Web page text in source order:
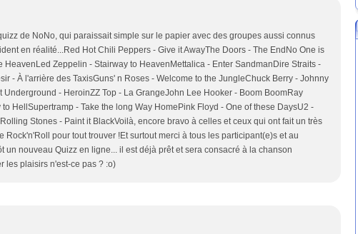
de NoNo, qui paraissait simple sur le papier avec des groupes aussi connus
en réalité...Red Hot Chili Peppers - Give it AwayThe Doors - The EndNo One is
HeavenLed Zeppelin - Stairway to HeavenMettalica - Enter SandmanDire Straits -
- À l'arrière des TaxisGuns' n Roses - Welcome to the JungleChuck Berry - Johnny
Underground - HeroinZZ Top - La GrangeJohn Lee Hooker - Boom BoomRay
HellSupertramp - Take the long Way HomePink Floyd - One of these DaysU2 -
Stones - Paint it BlackVoilà, encore bravo à celles et ceux qui ont fait un très
Rock'n'Roll pour tout trouver !Et surtout merci à tous les participant(e)s et au
un nouveau Quizz en ligne... il est déjà prêt et sera consacré à la chanson
les plaisirs n'est-ce pas ? :o)